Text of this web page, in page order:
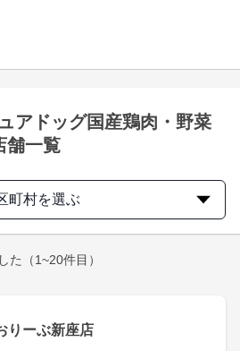
アドッグ国産鶏肉・野菜
舗一覧
町村を選ぶ
た （1~20件目）
りーぶ新座店